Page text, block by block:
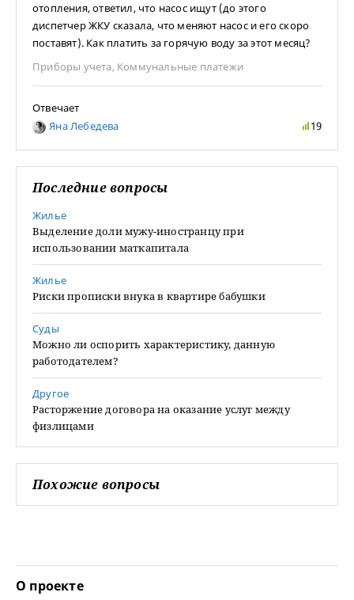
отопления, ответил, что насос ищут (до этого
диспетчер ЖКУ сказала, что меняют насос и его скоро
поставят). Как платить за горячую воду за этот месяц?
Приборы учета, Коммунальные платежи
Отвечает
Яна Лебедева
19
Последние вопросы
Жилье
Выделение доли мужу-иностранцу при
использовании маткапитала
Жилье
Риски прописки внука в квартире бабушки
Суды
Можно ли оспорить характеристику, данную
работодателем?
Другое
Расторжение договора на оказание услуг между
физлицами
Похожие вопросы
О проекте